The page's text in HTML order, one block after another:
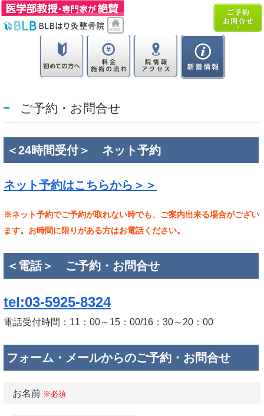
ご予約・お問合せ
＜24時間受付＞ ネット予約
ネット予約はこちらから＞＞
※ネット予約でご予約が取れない時でも、ご案内出来る場合がござい
ます。 お時間に限りがある方はお電話ください。
＜電話＞ ご予約・お問合せ
tel:03-5925-8324
電話受付時間：11：00～15：00/16：30～20：00
フォーム・メールからのご予約・お問合せ
お名前 ※必須